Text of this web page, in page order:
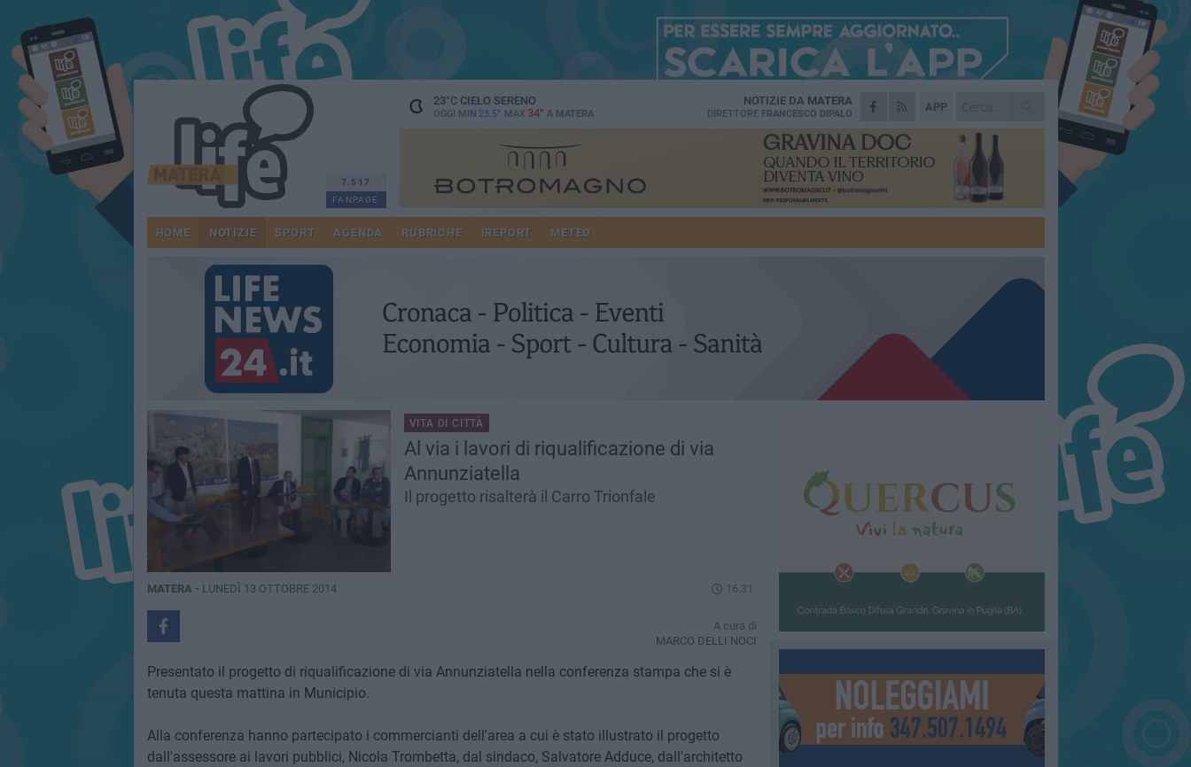
7.517
FANPAGE
23°CCIELO SERENO
OGGI MIN 23.5° MAX 34° A MATERA
APP
NOTIZIE DA MATERA
DIRETTORE FRANCESCO DIPALO
HOME NOTIZIE SPORT AGENDA RUBRICHE IREPORT METEO
VITA DI CITTÀ
Al via i lavori di riqualificazione di via
Annunziatella
Il progetto risalterà il Carro Trionfale
MATERA - LUNEDÌ 13 OTTOBRE 2014 16.31
A cura di
MARCO DELLI NOCI
Presentato il progetto di riqualificazione di via Annunziatella nella conferenza stampa che si è
tenuta questa mattina in Municipio.
Alla conferenza hanno partecipato i commercianti dell'area a cui è stato illustrato il progetto
dall'assessore ai lavori pubblici, Nicola Trombetta, dal sindaco, Salvatore Adduce, dall'architetto